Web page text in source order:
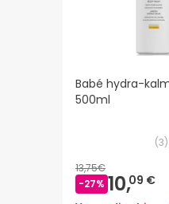
Babé hydra-
500ml
(3)
13,75€
-27% 10,09 €